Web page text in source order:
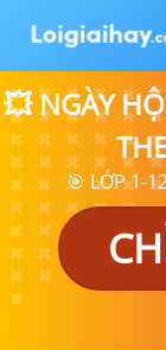
💥 NGÀY
🎯 LỚP 1-